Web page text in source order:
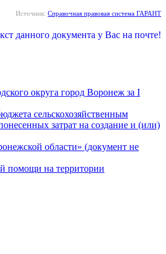
Источник: Справочная правовая система ГАРАНТ
округа город Воронеж за I
сельскохозяйственным
затрат на создание и (или)
области» (документ не
помощи на территории